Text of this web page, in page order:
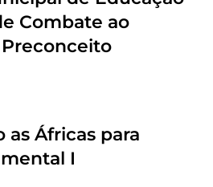
Combate ao
Preconceito
Áfricas para
I